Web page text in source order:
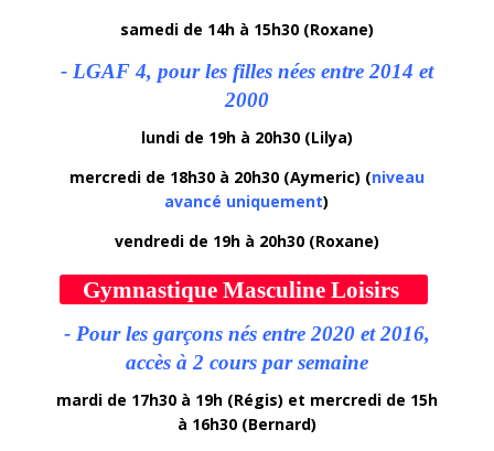
samedi de 14h à 15h30 (Roxane)
- LGAF 4, pour les filles nées entre 2014 et
2000
lundi de 19h à 20h30 (Lilya)
mercredi de 18h30 à 20h30 (Aymeric) (niveau
avancé uniquement)
vendredi de 19h à 20h30 (Roxane)
Gymnastique Masculine Loisirs
- Pour les garçons nés entre 2020 et 2016,
accès à 2 cours par semaine
mardi de 17h30 à 19h (Régis) et mercredi de 15h
à 16h30 (Bernard)